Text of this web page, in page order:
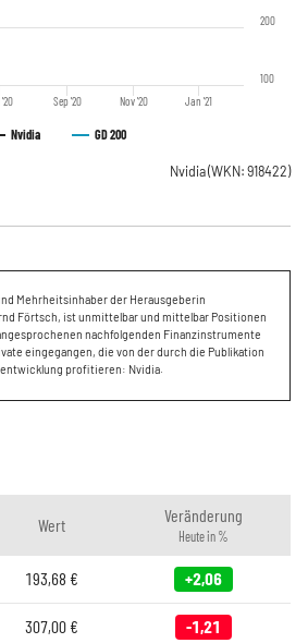
Nvidia GD 200
Sep '20 Nov '20 Jan '21
100
200
Nvidia(WKN: 918422)
Mehrheitsinhaber der Herausgeberin
Förtsch, ist unmittelbar und mittelbar Positionen
nachfolgenden Finanzinstrumente
eingegangen, die von der durch die Publikation
profitieren: Nvidia.
Wert Veränderung
Heute in %
193,68 € +2,06
307,00€ -1,21